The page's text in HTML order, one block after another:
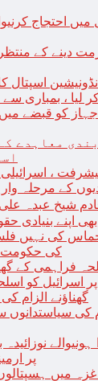
احتجاج
دینے کے
اسپتال
لیا ، بمباری سے مزید
کو قبضے میں
معاہدے
، اسرائیلی
کے مرحلہ وار
شیخ عبدہ علی
بھی اپنے
کی نہیں
کی حکومت
فراہمی کے
اسرائیل کو
گھناؤنے الزام
کی سیاستدانوں
پر
میں ہسپتالوں